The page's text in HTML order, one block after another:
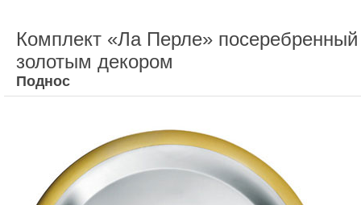
Комплект «Ла Перле» посеребренный
золотым декором
Поднос